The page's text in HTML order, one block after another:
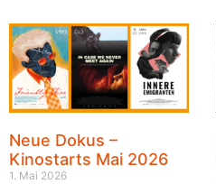
Neue Dokus –
Kinostarts Mai 2026
1. Mai 2026